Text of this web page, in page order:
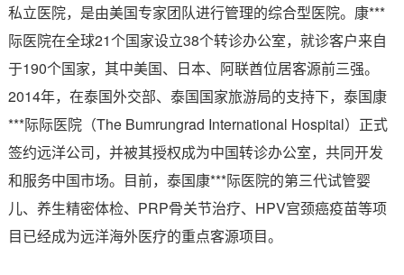
私立医院，是由美国专家团队进行管理的综合型医院。康***
际医院在全球21个国家设立38个转诊办公室，就诊客户来自
于190个国家，其中美国、日本、阿联酋位居客源前三强。
2014年，在泰国外交部、泰国国家旅游局的支持下，泰国康
***际际医院（The Bumrungrad International Hospital）正式
签约远洋公司，并被其授权成为中国转诊办公室，共同开发
和服务中国市场。目前，泰国康***际医院的第三代试管婴
儿、养生精密体检、PRP骨关节治疗、HPV宫颈癌疫苗等项
目已经成为远洋海外医疗的重点客源项目。